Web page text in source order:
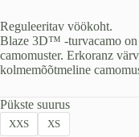
Reguleeritav vöökoht.
Blaze 3D™ -turvacamo on
camomuster. Erkoranz
kolmemõõtmeline
Pükste suurus
XXS XS